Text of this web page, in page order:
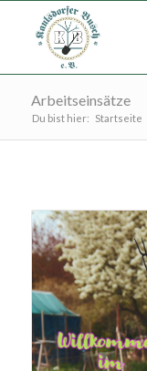
Arbeitseinsätze
Du bist hier: Startseite